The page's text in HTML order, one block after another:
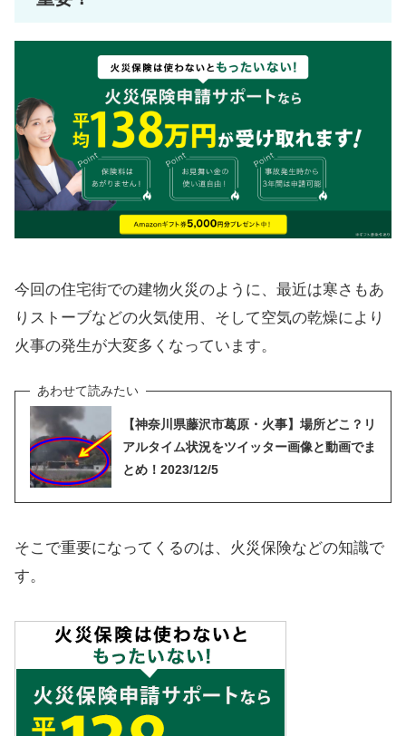
今回の住宅街での建物火災のように、最近は寒さもあ
りストーブなどの火気使用、そして空気の乾燥により
火事の発生が大変多くなっています。
【神奈川県藤沢市葛原・火事】場所どこ？リ
アルタイム状況をツイッター画像と動画でま
とめ！2023/12/5
そこで重要になってくるのは、火災保険などの知識で
す。